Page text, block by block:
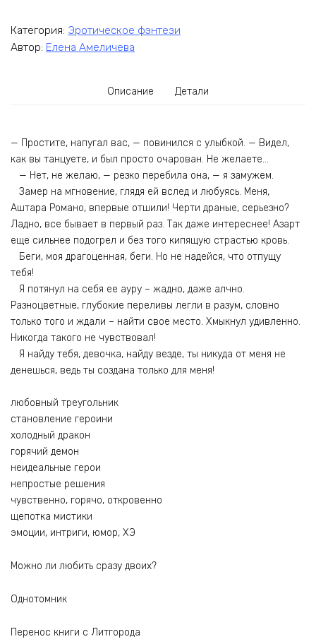
Категория: Эротическое фэнтези
Автор: Елена Амеличева
Описание Детали
— Простите, напугал вас, — повинился с улыбкой. — Видел,
как вы танцуете, и был просто очарован. Не желаете…
— Нет, не желаю, — резко перебила она, — я замужем.
Замер на мгновение, глядя ей вслед и любуясь. Меня,
Аштара Романо, впервые отшили! Черти драные, серьезно?
Ладно, все бывает в первый раз. Так даже интереснее! Азарт
еще сильнее подогрел и без того кипящую страстью кровь.
Беги, моя драгоценная, беги. Но не надейся, что отпущу
тебя!
Я потянул на себя ее ауру – жадно, даже алчно.
Разноцветные, глубокие переливы легли в разум, словно
только того и ждали – найти свое место. Хмыкнул удивленно.
Никогда такого не чувствовал!
Я найду тебя, девочка, найду везде, ты никуда от меня не
денешься, ведь ты создана только для меня!
любовный треугольник
становление героини
холодный дракон
горячий демон
неидеальные герои
непростые решения
чувственно, горячо, откровенно
щепотка мистики
эмоции, интриги, юмор, ХЭ
Можно ли любить сразу двоих?
Однотомник
Перенос книги с Литгорода